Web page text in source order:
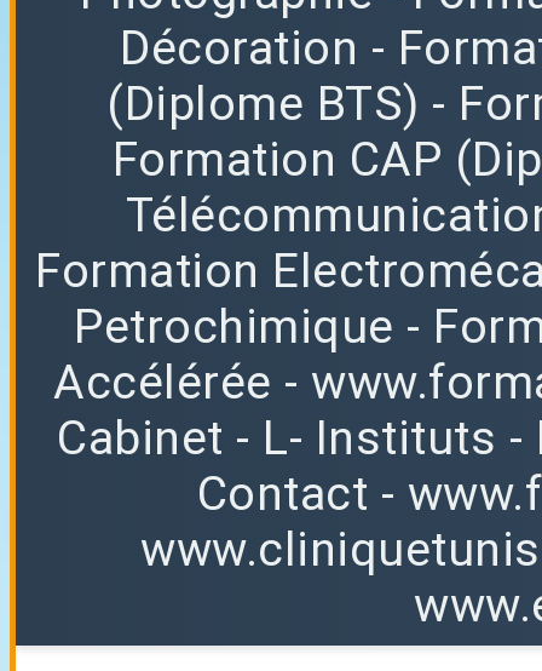
Décoration -
(Diplome BTS) -
Formation CAP
Formation
Petrochimique -
Accélérée -
Cabinet - L- Instituts -
Contact -